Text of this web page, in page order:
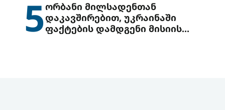
5ორბანი მილსადენთან
დაკავშირებით, უკრაინაში
ფაქტების დამდგენი მისიის